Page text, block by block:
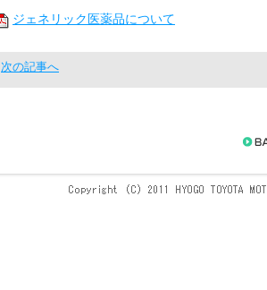
ジェネリック医薬品について
次の記事へ